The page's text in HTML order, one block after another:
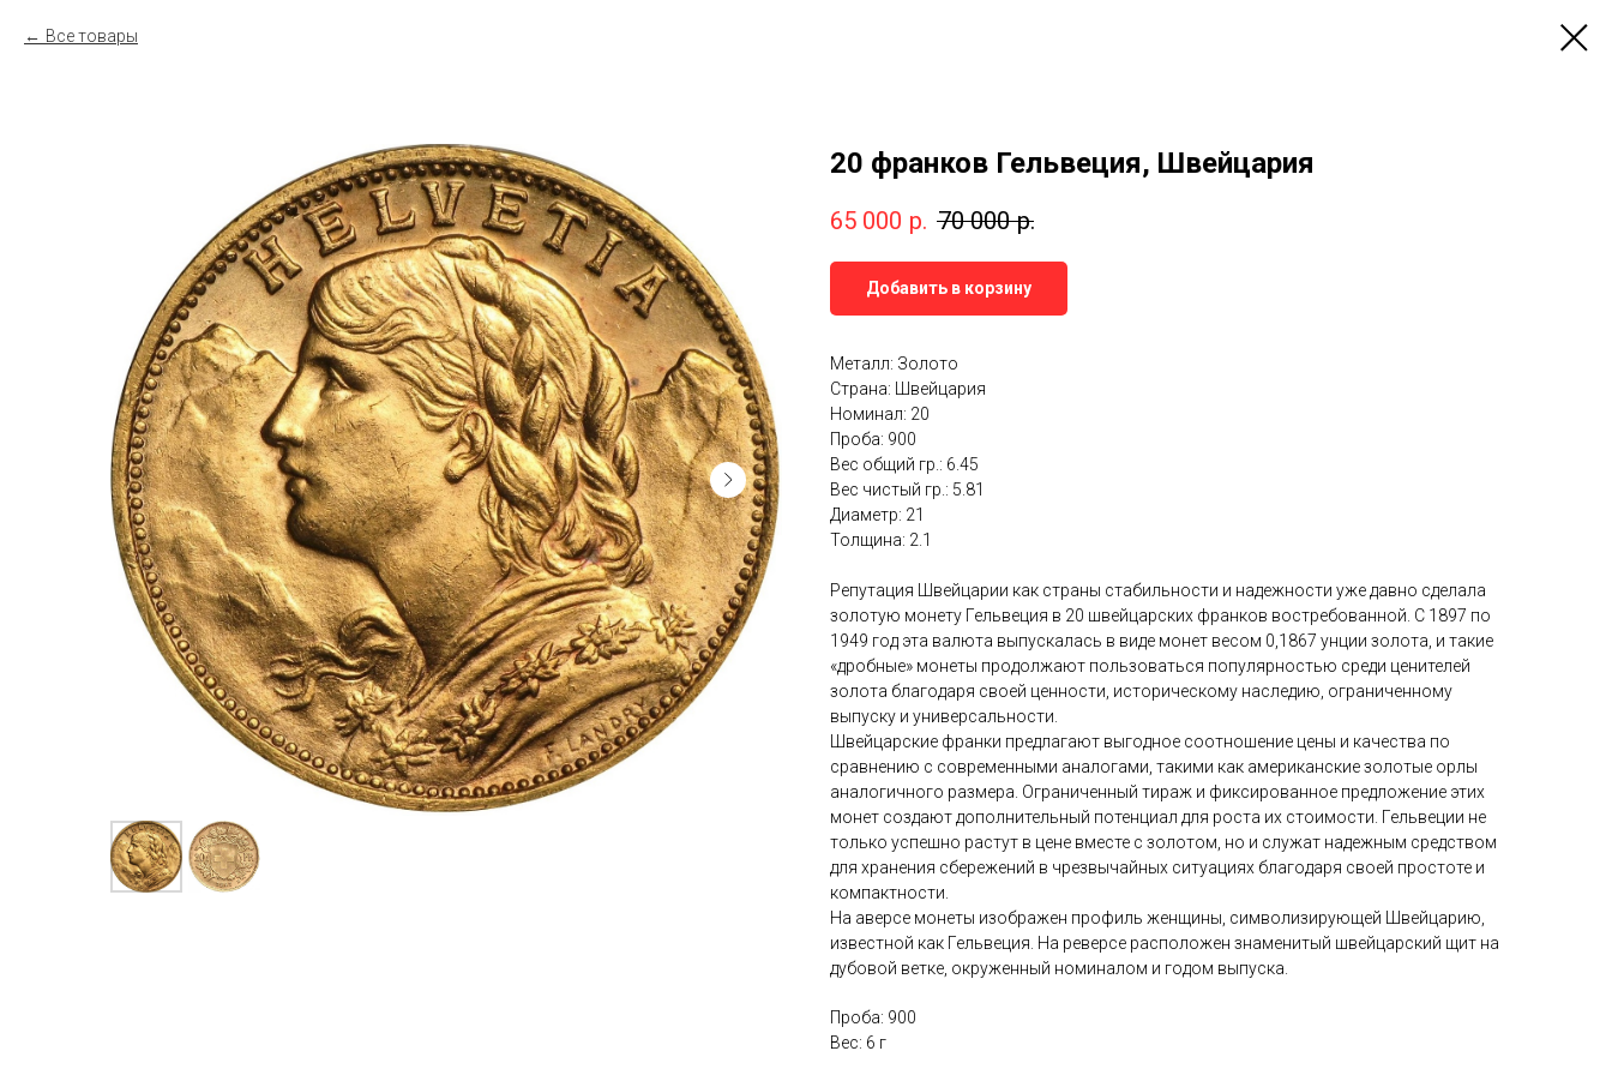
Все товары
20 франков Гельвеция, Швейцария
65 000 р. 70 000 р.
Добавить в корзину
Металл: Золото
Страна: Швейцария
Номинал: 20
Проба: 900
Вес общий гр.: 6.45
Вес чистый гр.: 5.81
Диаметр: 21
Толщина: 2.1
Репутация Швейцарии как страны стабильности и надежности уже давно сделала
золотую монету Гельвеция в 20 швейцарских франков востребованной. С 1897 по
1949 год эта валюта выпускалась в виде монет весом 0,1867 унции золота, и такие
«дробные» монеты продолжают пользоваться популярностью среди ценителей
золота благодаря своей ценности, историческому наследию, ограниченному
выпуску и универсальности.
Швейцарские франки предлагают выгодное соотношение цены и качества по
сравнению с современными аналогами, такими как американские золотые орлы
аналогичного размера. Ограниченный тираж и фиксированное предложение этих
монет создают дополнительный потенциал для роста их стоимости. Гельвеции не
только успешно растут в цене вместе с золотом, но и служат надежным средством
для хранения сбережений в чрезвычайных ситуациях благодаря своей простоте и
компактности.
На аверсе монеты изображен профиль женщины, символизирующей Швейцарию,
известной как Гельвеция. На реверсе расположен знаменитый швейцарский щит на
дубовой ветке, окруженный номиналом и годом выпуска.
Проба: 900
Вес: 6 г